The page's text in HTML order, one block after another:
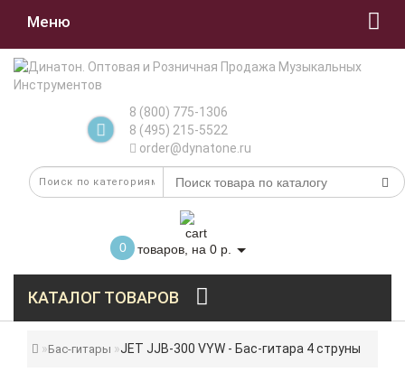
Меню
8 (800) 775-1306
8 (495) 215-5522
order@dynatone.ru
0 товаров, на 0 р.
КАТАЛОГ ТОВАРОВ
Бас-гитары JET JJB-300 VYW - Бас-гитара 4 струны